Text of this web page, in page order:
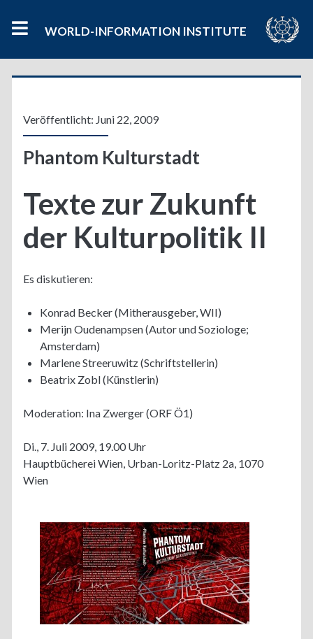
WORLD-INFORMATION INSTITUTE
Veröffentlicht: Juni 22, 2009
Phantom Kulturstadt
Texte zur Zukunft
der Kulturpolitik II
Es diskutieren:
Konrad Becker (Mitherausgeber, WII)
Merijn Oudenampsen (Autor und Soziologe;
Amsterdam)
Marlene Streeruwitz (Schriftstellerin)
Beatrix Zobl (Künstlerin)
Moderation: Ina Zwerger (ORF Ö1)
Di., 7. Juli 2009, 19.00 Uhr
Hauptbücherei Wien, Urban-Loritz-Platz 2a, 1070
Wien